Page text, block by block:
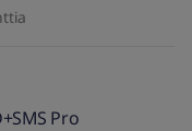
Pro